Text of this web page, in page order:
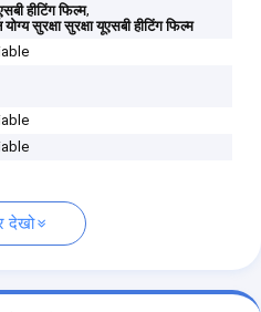
हीटिंग फिल्म,
सुरक्षा सुरक्षा यूएसबी हीटिंग फिल्म
देखो